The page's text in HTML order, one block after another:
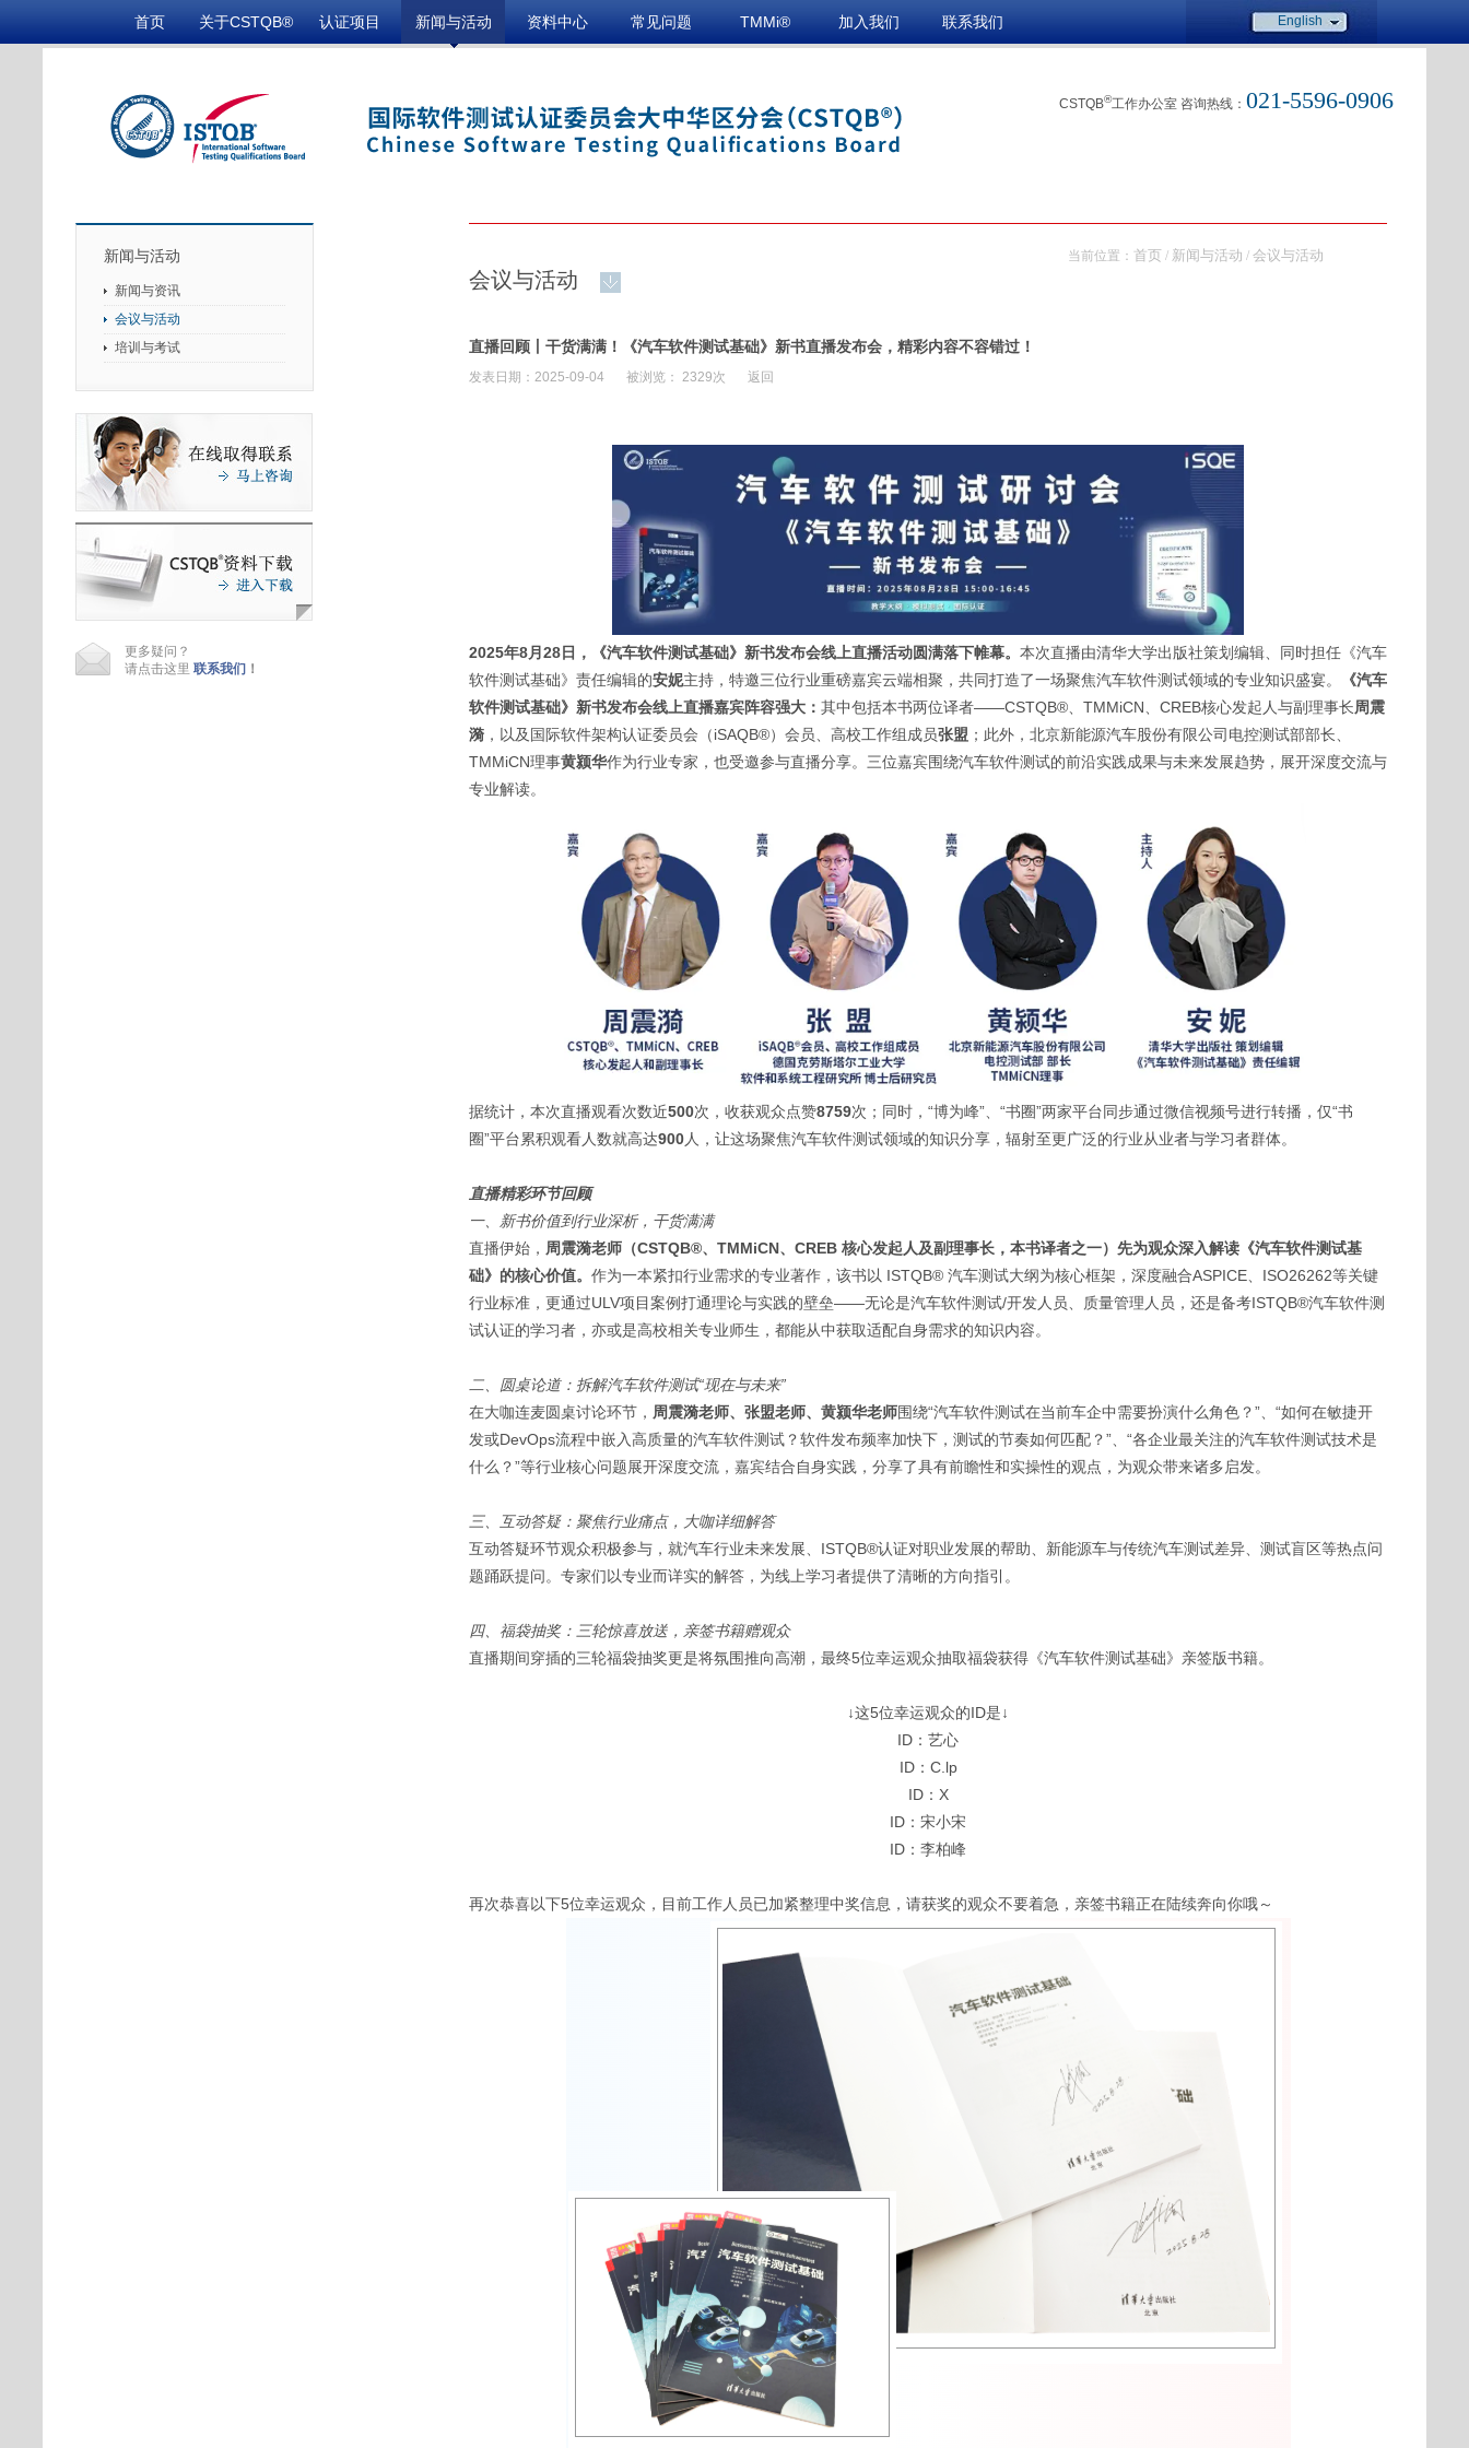
首页 关于CSTQB® 认证项目 新闻与活动 资料中心 常见问题 TMMi® 加入我们 联系我们 English
CSTQB®工作办公室 咨询热线： 021-5596-0906
新闻与活动
新闻与资讯
会议与活动
培训与考试
更多疑问？
请点击这里 联系我们 ！
当前位置： 首页 / 新闻与活动 / 会议与活动
会议与活动
直播回顾丨干货满满！《汽车软件测试基础》新书直播发布会，精彩内容不容错过！
发表日期：2025-09-04 被浏览： 2329次 返回
2025年8月28日，《汽车软件测试基础》新书发布会线上直播活动圆满落下帷幕。 本次直播由清华大学出版社策划编辑、同时担任《汽车
软件测试基础》责任编辑的安妮主持，特邀三位行业重磅嘉宾云端相聚，共同打造了一场聚焦汽车软件测试领域的专业知识盛宴。
《汽车
软件测试基础》新书发布会线上直播嘉宾阵容强大： 其中包括本书两位译者——CSTQB®、TMMiCN、CREB核心发起人与副理事长周震
漪 ，以及国际软件架构认证委员会（iSAQB®）会员、高校工作组成员张盟 ；此外，北京新能源汽车股份有限公司电控测试部部长、
TMMiCN理事黄颍华作为行业专家，也受邀参与直播分享。三位嘉宾围绕汽车软件测试的前沿实践成果与未来发展趋势，展开深度交流与
专业解读。
据统计，本次直播观看次数近500次，收获观众点赞8759次；同时，“博为峰”、“书圈”两家平台同步通过微信视频号进行转播，仅“书
圈”平台累积观看人数就高达900人，让这场聚焦汽车软件测试领域的知识分享，辐射至更广泛的行业从业者与学习者群体。
直播精彩环节回顾
一、新书价值到行业深析，干货满满
直播伊始， 周震漪老师（CSTQB®、TMMiCN、CREB 核心发起人及副理事长，本书译者之一）先为观众深入解读《汽车软件测试基
础》的核心价值。 作为一本紧扣行业需求的专业著作，该书以 ISTQB® 汽车测试大纲为核心框架，深度融合ASPICE、ISO26262等关键
行业标准，更通过ULV项目案例打通理论与实践的壁垒——无论是汽车软件测试/开发人员、质量管理人员，还是备考ISTQB®汽车软件测
试认证的学习者，亦或是高校相关专业师生，都能从中获取适配自身需求的知识内容。
二、圆桌论道：拆解汽车软件测试“现在与未来”
在大咖连麦圆桌讨论环节， 周震漪老师、张盟老师、黄颍华老师围绕“汽车软件测试在当前车企中需要扮演什么角色？”、“如何在敏捷开
发或DevOps流程中嵌入高质量的汽车软件测试？软件发布频率加快下，测试的节奏如何匹配？”、“各企业最关注的汽车软件测试技术是
什么？”等行业核心问题展开深度交流，嘉宾结合自身实践，分享了具有前瞻性和实操性的观点，为观众带来诸多启发。
三、互动答疑：聚焦行业痛点，大咖详细解答
互动答疑环节观众积极参与，就汽车行业未来发展、ISTQB®认证对职业发展的帮助、新能源车与传统汽车测试差异、测试盲区等热点问
题踊跃提问。专家们以专业而详实的解答，为线上学习者提供了清晰的方向指引。
四、福袋抽奖：三轮惊喜放送，亲签书籍赠观众
直播期间穿插的三轮福袋抽奖更是将氛围推向高潮，最终5位幸运观众抽取福袋获得《汽车软件测试基础》亲签版书籍。
↓这5位幸运观众的ID是↓
ID：艺心
ID：C.lp
ID：X
ID：宋小宋
ID：李柏峰
再次恭喜以下5位幸运观众，目前工作人员已加紧整理中奖信息，请获奖的观众不要着急，亲签书籍正在陆续奔向你哦～